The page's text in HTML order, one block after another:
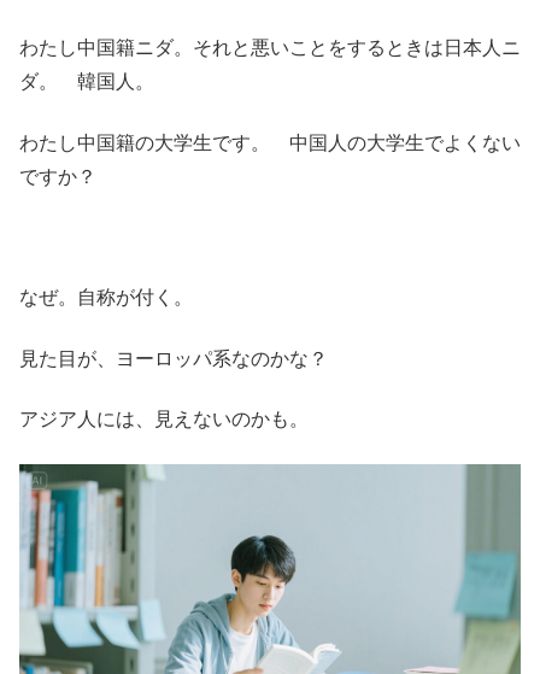
わたし中国籍ニダ。それと悪いことをするときは日本人ニ
ダ。 韓国人。
わたし中国籍の大学生です。 中国人の大学生でよくない
ですか？
なぜ。自称が付く。
見た目が、ヨーロッパ系なのかな？
アジア人には、見えないのかも。